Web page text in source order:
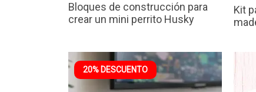
Bloques de construcción para
crear un mini perrito Husky
Kit
20% DESCUENTO